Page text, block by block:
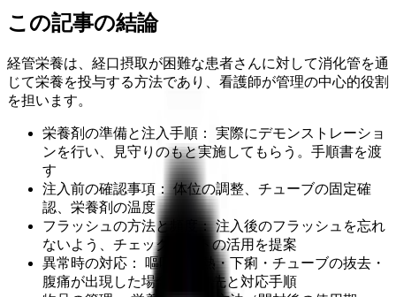
この記事の結論
経管栄養は、経口摂取が困難な患者さんに対して消化管を通
じて栄養を投与する方法であり、看護師が管理の中心的役割
を担います。
栄養剤の準備と注入手順： 実際にデモンストレーショ
ンを行い、見守りのもと実施してもらう。手順書を渡
す
注入前の確認事項： 体位の調整、チューブの固定確
認、栄養剤の温度
フラッシュの方法と頻度： 注入後のフラッシュを忘れ
ないよう、チェックリストの活用を提案
異常時の対応： 嘔吐・発熱・下痢・チューブの抜去・
腹痛が出現した場合の連絡先と対応手順